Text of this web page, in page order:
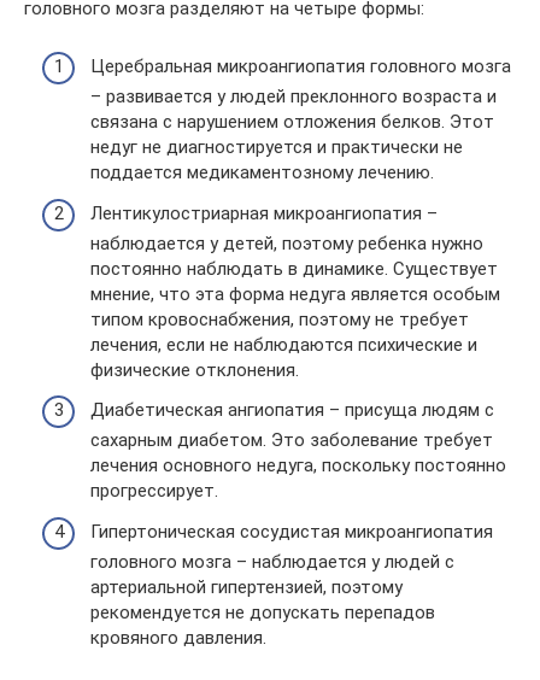
головного мозга разделяют на четыре формы:
Церебральная микроангиопатия головного мозга
– развивается у людей преклонного возраста и
связана с нарушением отложения белков. Этот
недуг не диагностируется и практически не
поддается медикаментозному лечению.
Лентикулостриарная микроангиопатия –
наблюдается у детей, поэтому ребенка нужно
постоянно наблюдать в динамике. Существует
мнение, что эта форма недуга является особым
типом кровоснабжения, поэтому не требует
лечения, если не наблюдаются психические и
физические отклонения.
Диабетическая ангиопатия – присуща людям с
сахарным диабетом. Это заболевание требует
лечения основного недуга, поскольку постоянно
прогрессирует.
Гипертоническая сосудистая микроангиопатия
головного мозга – наблюдается у людей с
артериальной гипертензией, поэтому
рекомендуется не допускать перепадов
кровяного давления.